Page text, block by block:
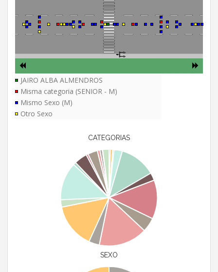
JAIRO ALBA ALMENDROS
Misma categoria (SENIOR - M)
Mismo Sexo (M)
Otro Sexo
CATEGORIAS
SEXO